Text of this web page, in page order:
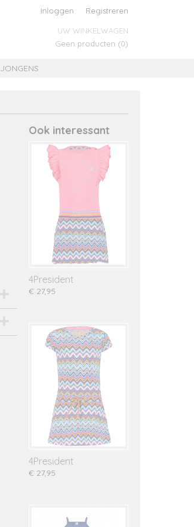
Inloggen Registreren
UW WINKELWAGEN
Geen producten (0)
JONGENS
Ook interessant
4President
€ 27,95
4President
€ 27,95